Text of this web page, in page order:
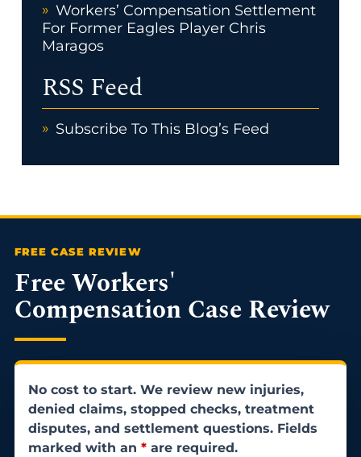
Workers’ Compensation Settlement
For Former Eagles Player Chris
Maragos
RSS Feed
Subscribe To This Blog’s Feed
Free Workers'
Compensation Case Review
No cost to start. We review new injuries,
denied claims, stopped checks, treatment
disputes, and settlement questions. Fields
marked with an *are required.